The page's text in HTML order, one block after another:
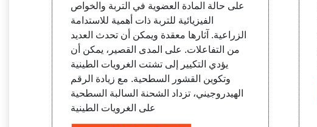
على حالة المادة العضوية في التربة والخواص
الفيزيائية للتربة ذات أهمية للاستدامة
الزراعية. آثارها معقدة ويمكن أن تحدث العديد
من التفاعلات. على المدى القصير، يمكن أن
يؤدي التكيير إلى تشتت الغرويات الطينية
وتكوين القشور السطحية. مع زيادة الرقم
الهيدروجيني، تزداد الشحنة السالبة السطحية
على الغرويات الطينية